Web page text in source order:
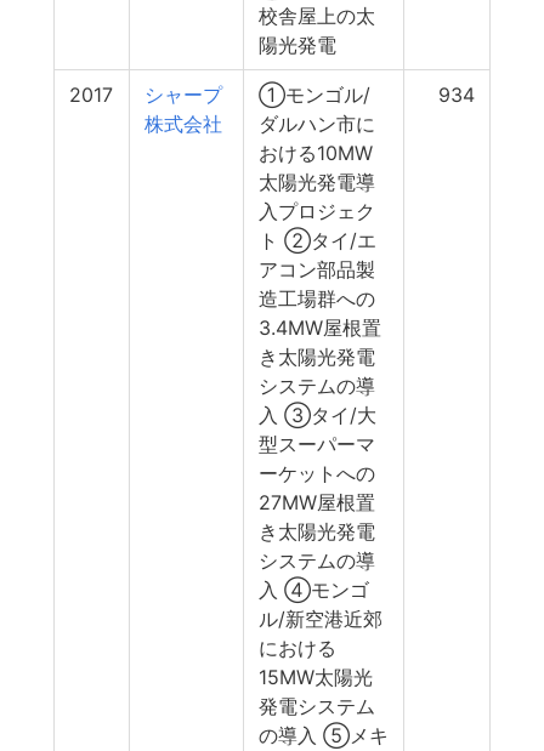
校舎屋上の太
陽光発電
2017
シャープ
株式会社
①モンゴル/
ダルハン市に
おける10MW
太陽光発電導
入プロジェク
ト ②タイ/エ
アコン部品製
造工場群への
3.4MW屋根置
き太陽光発電
システムの導
入 ③タイ/大
型スーパーマ
ーケットへの
27MW屋根置
き太陽光発電
システムの導
入 ④モンゴ
ル/新空港近郊
における
15MW太陽光
発電システム
の導入 ⑤メキ
934